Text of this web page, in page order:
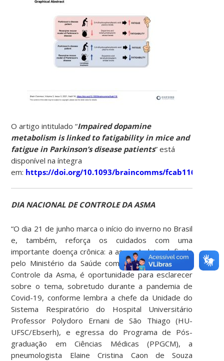
O artigo intitulado “Impaired dopamine
metabolism is linked to fatigability in mice and
fatigue in Parkinson’s disease patients” está
disponível na íntegra
em: https://doi.org/10.1093/braincomms/fcab116
DIA NACIONAL DE CONTROLE DA ASMA
“O dia 21 de junho marca o início do inverno no Brasil
e, também, reforça os cuidados com uma
importante doença crônica: a asma. A data, definida
pelo Ministério da Saúde como o Dia Nacional de
Controle da Asma, é oportunidade para esclarecer
sobre o tema, sobretudo durante a pandemia de
Covid-19, conforme lembra a chefe da Unidade do
Sistema Respiratório do Hospital Universitário
Professor Polydoro Ernani de São Thiago (HU-
UFSC/Ebserh), e egressa do Programa de Pós-
graduação em Ciências Médicas (PPGCM), a
pneumologista Elaine Cristina Caon de Souza